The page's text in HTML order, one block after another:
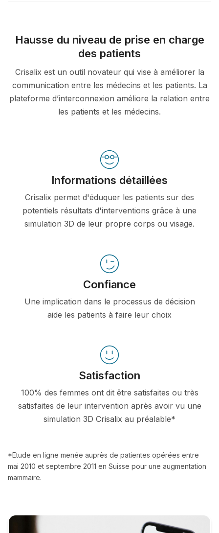
Hausse du niveau de prise en charge
des patients
Crisalix est un outil novateur qui vise à améliorer la
communication entre les médecins et les patients. La
plateforme d’interconnexion améliore la relation entre
les patients et les médecins.
Informations détaillées
Crisalix permet d'éduquer les patients sur des
potentiels résultats d'interventions grâce à une
simulation 3D de leur propre corps ou visage.
Confiance
Une implication dans le processus de décision
aide les patients à faire leur choix
Satisfaction
100% des femmes ont dit être satisfaites ou très
satisfaites de leur intervention après avoir vu une
simulation 3D Crisalix au préalable*
*Etude en ligne menée auprès de patientes opérées entre
mai 2010 et septembre 2011 en Suisse pour une augmentation
mammaire.